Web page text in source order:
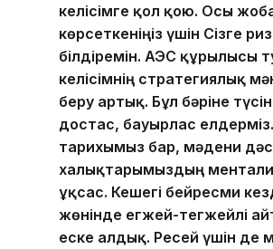
келісімге қол қою. Осы
көрсеткеніңіз үшін Сізге
білдіремін. АЭС құрылысы
келісімнің стратегиялық
беру артық. Бұл бәріне
достас, бауырлас
тарихымыз бар, мәдени
халықтарымыздың
ұқсас. Кешегі бейресми
жөнінде егжей-тегжейлі
еске алдық. Ресей үшін де